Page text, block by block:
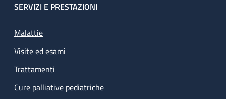
SERVIZI E PRESTAZIONI
Malattie
Visite ed esami
Trattamenti
Cure palliative pediatriche